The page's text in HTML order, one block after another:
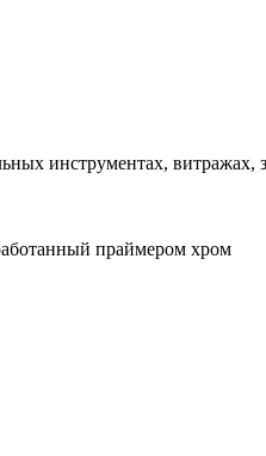
инструментах, витражах,
праймером хром